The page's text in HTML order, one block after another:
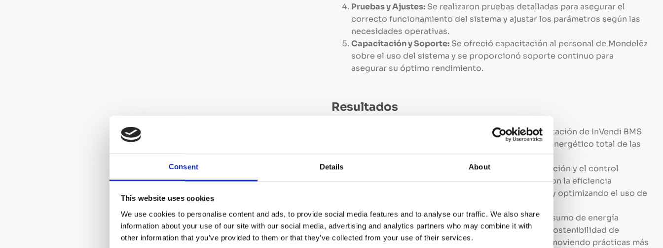
Consent Details About
This website uses cookies
We use cookies to personalise content and ads, to provide social media features and to analyse our traffic. We also share
information about your use of our site with our social media, advertising and analytics partners who may combine it with
other information that you’ve provided to them or that they’ve collected from your use of their services.
Pruebas y Ajustes: Se realizaron pruebas detalladas para asegurar el
correcto funcionamiento del sistema y ajustar los parámetros según las
necesidades operativas.
Capacitación y Soporte: Se ofreció capacitación al personal de Mondelēz
sobre el uso del sistema y se proporcionó soporte continuo para
asegurar su óptimo rendimiento.
Resultados
Reducción del Consumo Energético:La implementación de InVendi BMS
resultó en una reducción del 30% en el consumo energético total de las
instalaciones.
Aumento en la Eficiencia Operativa:
La automatización y el control
centralizado de los sistemas energéticos mejoraron la eficiencia
operativa, reduciendo los tiempos de inactividad y optimizando el uso de
Sostenibilidad Mejorada:La optimización del consumo de energía
contribuyó significativamente a los objetivos de sostenibilidad de
Mondelēz, reduciendo su huella de carbono y promoviendo prácticas más